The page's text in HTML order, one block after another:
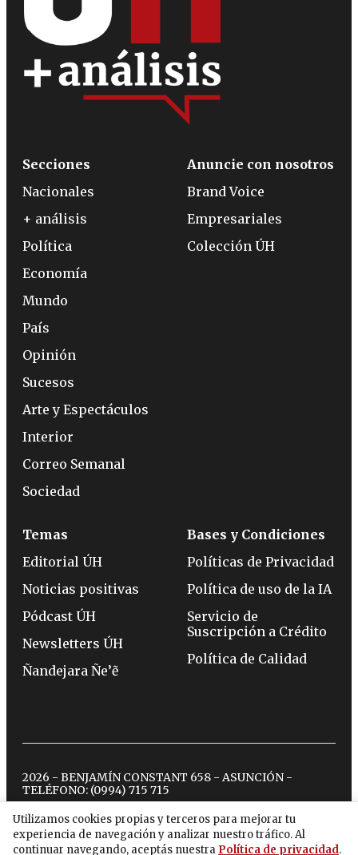
Utilizamos cookies propias y terceros para mejorar tu
experiencia de navegación y analizar nuestro tráfico. Al
continuar navegando, aceptás nuestra Política de privacidad.
Secciones
Nacionales
+ análisis
Política
Economía
Mundo
País
Opinión
Sucesos
Arte y Espectáculos
Interior
Correo Semanal
Sociedad
Anuncie con nosotros
Brand Voice
Empresariales
Colección ÚH
Temas
Editorial ÚH
Noticias positivas
Pódcast ÚH
Newsletters ÚH
Ñandejara Ñe’ẽ
Bases y Condiciones
Políticas de Privacidad
Política de uso de la IA
Servicio de
Suscripción a Crédito
Política de Calidad
2026 - BENJAMÍN CONSTANT 658 - ASUNCIÓN -
TELÉFONO: (0994) 715 715
twitterinstagram
facebook
tiktokyoutubespotify